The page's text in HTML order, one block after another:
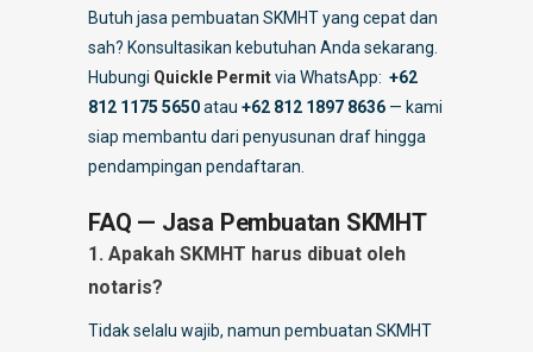
Butuh jasa pembuatan SKMHT yang cepat dan
sah? Konsultasikan kebutuhan Anda sekarang.
Hubungi Quickle Permitvia WhatsApp: +62
812 1175 5650atau +62 812 1897 8636 — kami
siap membantu dari penyusunan draf hingga
pendampingan pendaftaran.
FAQ — Jasa Pembuatan SKMHT
1. Apakah SKMHT harus dibuat oleh
notaris?
Tidak selalu wajib, namun pembuatan SKMHT